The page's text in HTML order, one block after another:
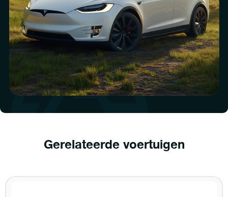
Gerelateerde voertuigen